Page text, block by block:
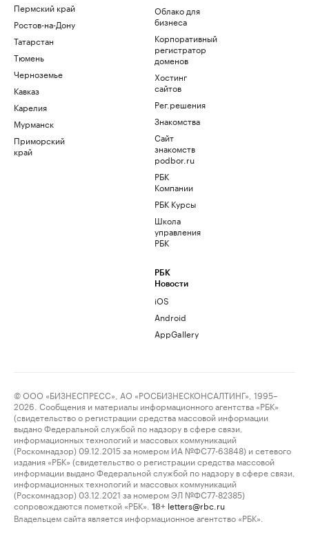
Пермский край
Ростов-на-Дону
Татарстан
Тюмень
Черноземье
Кавказ
Карелия
Мурманск
Приморский
край
Облако для
бизнеса
Корпоративный
регистратор
доменов
Хостинг
сайтов
Рег.решения
Знакомства
Сайт
знакомств
podbor.ru
РБК
Компании
РБК Курсы
Школа
управления
РБК
РБК
Новости
iOS
Android
AppGallery
© ООО «БИЗНЕСПРЕСС», АО «РОСБИЗНЕСКОНСАЛТИНГ», 1995–
2026. Сообщения и материалы информационного агентства «РБК»
(свидетельство о регистрации средства массовой информации
выдано Федеральной службой по надзору в сфере связи,
информационных технологий и массовых коммуникаций
(Роскомнадзор) 09.12.2015 за номером ИА №ФС77-63848) и сетевого
издания «РБК» (свидетельство о регистрации средства массовой
информации выдано Федеральной службой по надзору в сфере связи,
информационных технологий и массовых коммуникаций
(Роскомнадзор) 03.12.2021 за номером ЭЛ №ФС77-82385)
сопровождаются пометкой «РБК».
18+ letters@rbc.ru
Владельцем сайта является информационное агентство «РБК».